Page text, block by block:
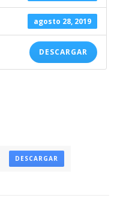
agosto 28, 2019
DESCARGAR
DESCARGAR